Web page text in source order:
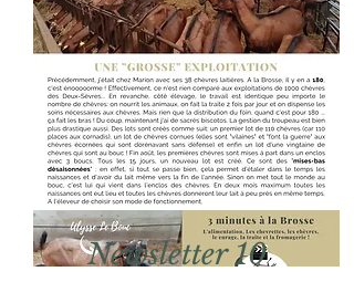
Newsletter 10